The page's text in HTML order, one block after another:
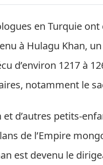
en Turquie ont
à Hulagu Khan,
d’environ 1217 à
notamment le
d’autres petits-
de l’Empire
est devenu le